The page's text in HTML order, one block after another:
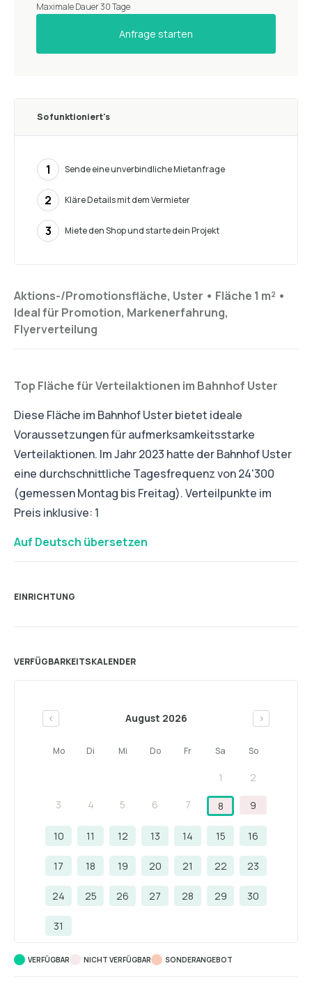
Aktions-/Promotionsfläche, Uster • Fläche 1 m² •
Ideal für Promotion, Markenerfahrung,
Flyerverteilung
Top Fläche für Verteilaktionen im Bahnhof Uster
Diese Fläche im Bahnhof Uster bietet ideale
Voraussetzungen für aufmerksamkeitsstarke
Verteilaktionen. Im Jahr 2023 hatte der Bahnhof Uster
eine durchschnittliche Tagesfrequenz von 24'300
(gemessen Montag bis Freitag). Verteilpunkte im
Preis inklusive: 1
Auf Deutsch übersetzen
EINRICHTUNG
VERFÜGBARKEITSKALENDER
< August 2026 >
Mo Di Mi Do Fr Sa So
1 2
3 4 5 6 7 8 9
10 11 12 13 14 15 16
17 18 19 20 21 22 23
24 25 26 27 28 29 30
31
VERFÜGBAR NICHT VERFÜGBAR SONDERANGEBOT
Maximale Dauer 30 Tage
Anfrage starten
So funktioniert's
1 Sende eine unverbindliche Mietanfrage
2 Kläre Details mit dem Vermieter
3 Miete den Shop und starte dein Projekt